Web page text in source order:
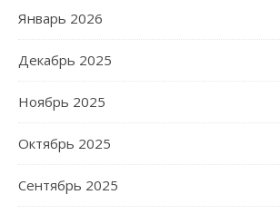
Январь 2026
Декабрь 2025
Ноябрь 2025
Октябрь 2025
Сентябрь 2025